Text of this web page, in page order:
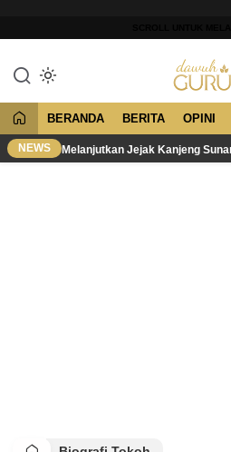
konten
Dawuh Guru
Merawat Tradisi,
BERANDA BERITA OPINI
NEWS Melanjutkan Jejak Kanjeng